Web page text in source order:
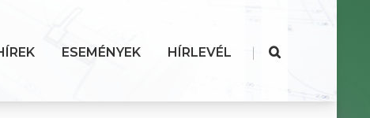
ESEMÉNYEK HÍRLEVÉL |